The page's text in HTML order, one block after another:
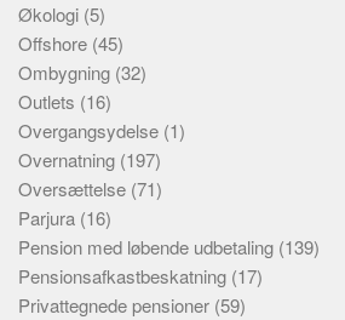
Økologi (5)
Offshore (45)
Ombygning (32)
Outlets (16)
Overgangsydelse (1)
Overnatning (197)
Oversættelse (71)
Parjura (16)
Pension med løbende udbetaling (139)
Pensionsafkastbeskatning (17)
Privattegnede pensioner (59)